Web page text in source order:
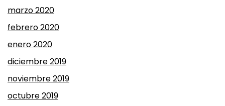
marzo 2020
febrero 2020
enero 2020
diciembre 2019
noviembre 2019
octubre 2019